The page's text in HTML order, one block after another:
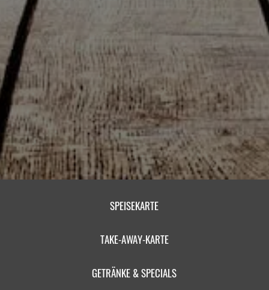
SPEISEKARTE
TAKE-AWAY-KARTE
GETRÄNKE & SPECIALS